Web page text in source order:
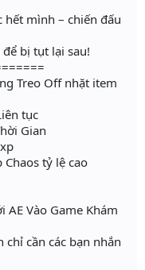
mình – chiến đấu
bị tụt lại sau!
Treo Off nhặt item
tục
Gian
tỷ lệ cao
AE Vào Game Khám
cần các bạn nhắn